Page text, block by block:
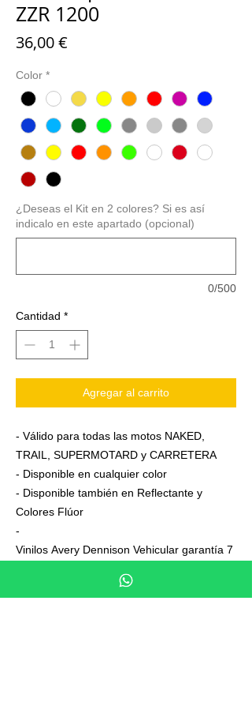
ZZR 1200
36,00 €
Color *
¿Deseas el Kit en 2 colores? Si es así
indicalo en este apartado (opcional)
0/500
Cantidad *
Agregar al carrito
- Válido para todas las motos NAKED,
TRAIL, SUPERMOTARD y CARRETERA
- Disponible en cualquier color
- Disponible también en Reflectante y
Colores Flúor
-
Vinilos Avery Dennison Vehicular garantía 7
- Junto a su pedido se adjuntan unas